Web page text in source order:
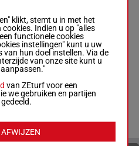
1p
9p 5p
10p
klikt, stemt u in met het
Indien u op "alles
functionele cookies
instellingen" kunt u uw
hun doel instellen. Via de
van onze site kunt u
van ZEturf voor een
we gebruiken en partijen